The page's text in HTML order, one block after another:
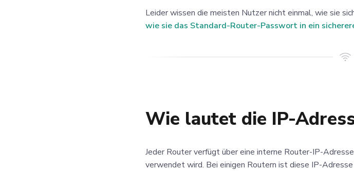
Leider wissen die meisten Nutzer nicht einmal, wie sie
wie sie das Standard-Router-Passwort in ein
Wie lautet die IP-
Jeder Router verfügt über eine interne Router-IP-
verwendet wird. Bei einigen Routern ist diese IP-